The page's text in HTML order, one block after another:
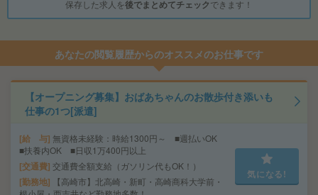
保存した求人を後でまとめてチェックできます！
あなたの閲覧履歴からのオススメのお仕事です
【オープニング募集】おばあちゃんのお散歩付き添いも
仕事の1つ[派遣]
給 与 無資格未経験：時給1300円～ ■週払いOK
■扶養内OK ■日収1万400円以上
交通費 交通費全額支給（ガソリン代もOK！）
勤務地
【高崎市】北高崎・新町・高崎商科大学前・
気になる!